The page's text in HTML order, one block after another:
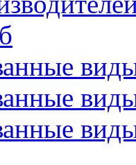
виды
виды
виды